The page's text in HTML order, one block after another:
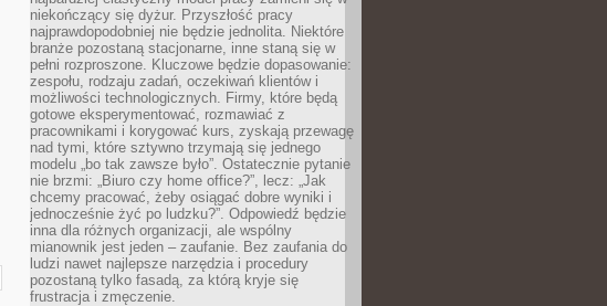
niekończący się dyżur. Przyszłość pracy
najprawdopodobniej nie będzie jednolita. Niektóre
branże pozostaną stacjonarne, inne staną się w
pełni rozproszone. Kluczowe będzie dopasowanie:
zespołu, rodzaju zadań, oczekiwań klientów i
możliwości technologicznych. Firmy, które będą
gotowe eksperymentować, rozmawiać z
pracownikami i korygować kurs, zyskają przewagę
nad tymi, które sztywno trzymają się jednego
modelu „bo tak zawsze było”. Ostatecznie pytanie
nie brzmi: „Biuro czy home office?”, lecz: „Jak
chcemy pracować, żeby osiągać dobre wyniki i
jednocześnie żyć po ludzku?”. Odpowiedź będzie
inna dla różnych organizacji, ale wspólny
mianownik jest jeden – zaufanie. Bez zaufania do
ludzi nawet najlepsze narzędzia i procedury
pozostaną tylko fasadą, za którą kryje się
frustracja i zmęczenie.